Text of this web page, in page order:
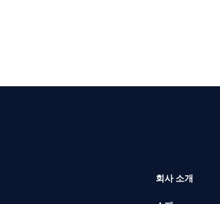
회사 소개